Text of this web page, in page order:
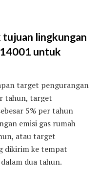
lingkungan
untuk
target pengurangan
tahun, target
5% per tahun
emisi gas rumah
atau target
dikirim ke tempat
dua tahun.